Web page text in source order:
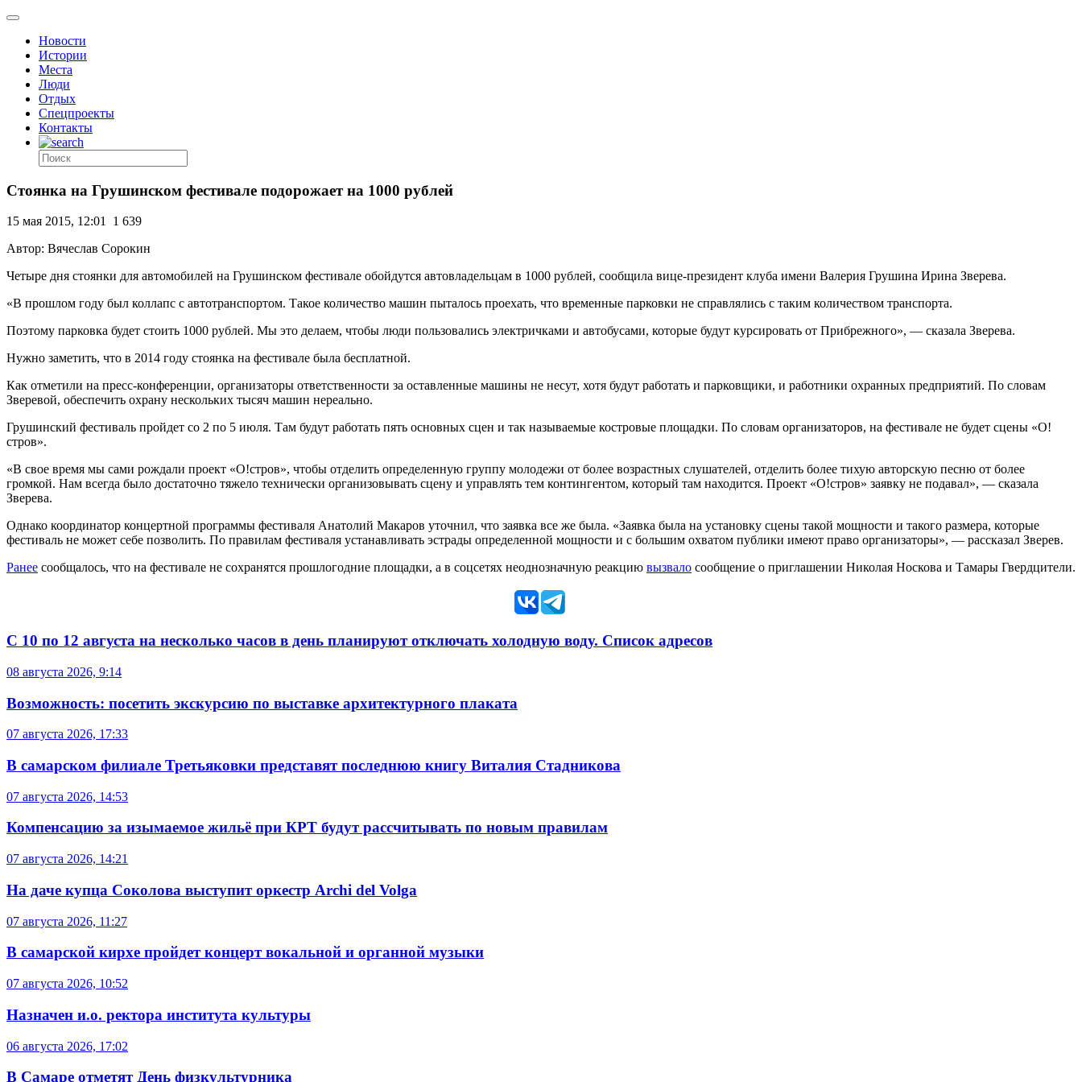
Новости
Истории
Места
Люди
Отдых
Спецпроекты
Контакты
Стоянка на Грушинском фестивале подорожает на 1000 рублей
15 мая 2015, 12:01 1 639
Автор: Вячеслав Сорокин
Четыре дня стоянки для автомобилей на Грушинском фестивале обойдутся автовладельцам в 1000 рублей, сообщила вице-президент клуба имени Валерия Грушина Ирина Зверева.
«В прошлом году был коллапс с автотранспортом. Такое количество машин пыталось проехать, что временные парковки не справлялись с таким количеством транспорта.
Поэтому парковка будет стоить 1000 рублей. Мы это делаем, чтобы люди пользовались электричками и автобусами, которые будут курсировать от Прибрежного», — сказала Зверева.
Нужно заметить, что в 2014 году стоянка на фестивале была бесплатной.
Как отметили на пресс-конференции, организаторы ответственности за оставленные машины не несут, хотя будут работать и парковщики, и работники охранных предприятий. По словам
Зверевой, обеспечить охрану нескольких тысяч машин нереально.
Грушинский фестиваль пройдет со 2 по 5 июля. Там будут работать пять основных сцен и так называемые костровые площадки. По словам организаторов, на фестивале не будет сцены «О!
стров».
«В свое время мы сами рождали проект «О!стров», чтобы отделить определенную группу молодежи от более возрастных слушателей, отделить более тихую авторскую песню от более
громкой. Нам всегда было достаточно тяжело технически организовывать сцену и управлять тем контингентом, который там находится. Проект «О!стров» заявку не подавал», — сказала
Зверева.
Однако координатор концертной программы фестиваля Анатолий Макаров уточнил, что заявка все же была. «Заявка была на установку сцены такой мощности и такого размера, которые
фестиваль не может себе позволить. По правилам фестиваля устанавливать эстрады определенной мощности и с большим охватом публики имеют право организаторы», — рассказал Зверев.
Ранее сообщалось, что на фестивале не сохранятся прошлогодние площадки, а в соцсетях неоднозначную реакцию вызвало сообщение о приглашении Николая Носкова и Тамары Гвердцители.
С 10 по 12 августа на несколько часов в день планируют отключать холодную воду. Список адресов
08 августа 2026, 9:14
Возможность: посетить экскурсию по выставке архитектурного плаката
07 августа 2026, 17:33
В самарском филиале Третьяковки представят последнюю книгу Виталия Стадникова
07 августа 2026, 14:53
Компенсацию за изымаемое жильё при КРТ будут рассчитывать по новым правилам
07 августа 2026, 14:21
На даче купца Соколова выступит оркестр Archi del Volga
07 августа 2026, 11:27
В самарской кирхе пройдет концерт вокальной и органной музыки
07 августа 2026, 10:52
Назначен и.о. ректора института культуры
06 августа 2026, 17:02
В Самаре отметят День физкультурника